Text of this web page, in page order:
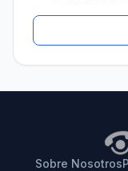
Sobre Nosotros